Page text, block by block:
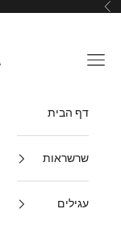
דילוג לתוכן
הקודם
תפריט
דף הבית
שרשראות
עגילים